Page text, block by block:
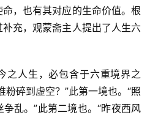
，也有其对应的生命价值。根
充，观蒙斋主人提出了人生六
之人生，必包含于六重境界之
粉碎到虚空？”此第一境也。“照
乱。”此第二境也。“昨夜西风